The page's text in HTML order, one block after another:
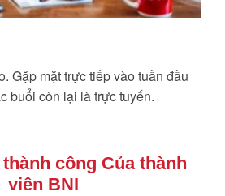
Gặp mặt trực tiếp vào tuần đầu
buổi còn lại là trực tuyến.
công Của thành
viên BNI